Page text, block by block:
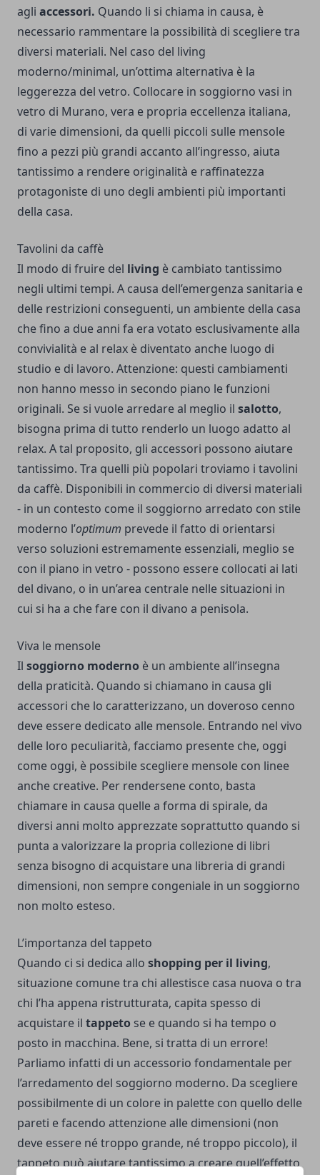
agli accessori. Quando li si chiama in causa, è
necessario rammentare la possibilità di scegliere tra
diversi materiali. Nel caso del living
moderno/minimal, un’ottima alternativa è la
leggerezza del vetro. Collocare in soggiorno vasi in
vetro di Murano, vera e propria eccellenza italiana,
di varie dimensioni, da quelli piccoli sulle mensole
fino a pezzi più grandi accanto all’ingresso, aiuta
tantissimo a rendere originalità e raffinatezza
protagoniste di uno degli ambienti più importanti
della casa.
Tavolini da caffè
Il modo di fruire del living è cambiato tantissimo
negli ultimi tempi. A causa dell’emergenza sanitaria e
delle restrizioni conseguenti, un ambiente della casa
che fino a due anni fa era votato esclusivamente alla
convivialità e al relax è diventato anche luogo di
studio e di lavoro. Attenzione: questi cambiamenti
non hanno messo in secondo piano le funzioni
originali. Se si vuole arredare al meglio il salotto,
bisogna prima di tutto renderlo un luogo adatto al
relax. A tal proposito, gli accessori possono aiutare
tantissimo. Tra quelli più popolari troviamo i tavolini
da caffè. Disponibili in commercio di diversi materiali
- in un contesto come il soggiorno arredato con stile
moderno l’optimum prevede il fatto di orientarsi
verso soluzioni estremamente essenziali, meglio se
con il piano in vetro - possono essere collocati ai lati
del divano, o in un’area centrale nelle situazioni in
cui si ha a che fare con il divano a penisola.
Viva le mensole
Il soggiorno moderno è un ambiente all’insegna
della praticità. Quando si chiamano in causa gli
accessori che lo caratterizzano, un doveroso cenno
deve essere dedicato alle mensole. Entrando nel vivo
delle loro peculiarità, facciamo presente che, oggi
come oggi, è possibile scegliere mensole con linee
anche creative. Per rendersene conto, basta
chiamare in causa quelle a forma di spirale, da
diversi anni molto apprezzate soprattutto quando si
punta a valorizzare la propria collezione di libri
senza bisogno di acquistare una libreria di grandi
dimensioni, non sempre congeniale in un soggiorno
non molto esteso.
L’importanza del tappeto
Quando ci si dedica allo shopping per il living,
situazione comune tra chi allestisce casa nuova o tra
chi l’ha appena ristrutturata, capita spesso di
acquistare il tappeto se e quando si ha tempo o
posto in macchina. Bene, si tratta di un errore!
Parliamo infatti di un accessorio fondamentale per
l’arredamento del soggiorno moderno. Da scegliere
possibilmente di un colore in palette con quello delle
pareti e facendo attenzione alle dimensioni (non
deve essere né troppo grande, né troppo piccolo), il
tappeto può aiutare tantissimo a creare quell’effetto